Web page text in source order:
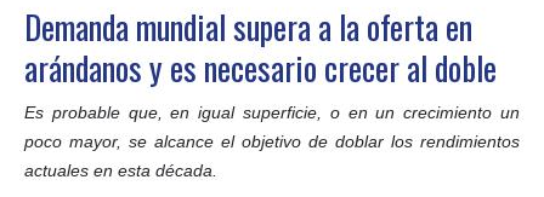
Demanda mundial supera a la oferta en
arándanos y es necesario crecer al doble
Es probable que, en igual superficie, o en un crecimiento un
poco mayor, se alcance el objetivo de doblar los rendimientos
actuales en esta década.